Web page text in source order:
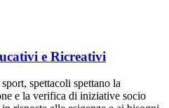
e Ricreativi
spettacoli spettano la
e la verifica di iniziative socio